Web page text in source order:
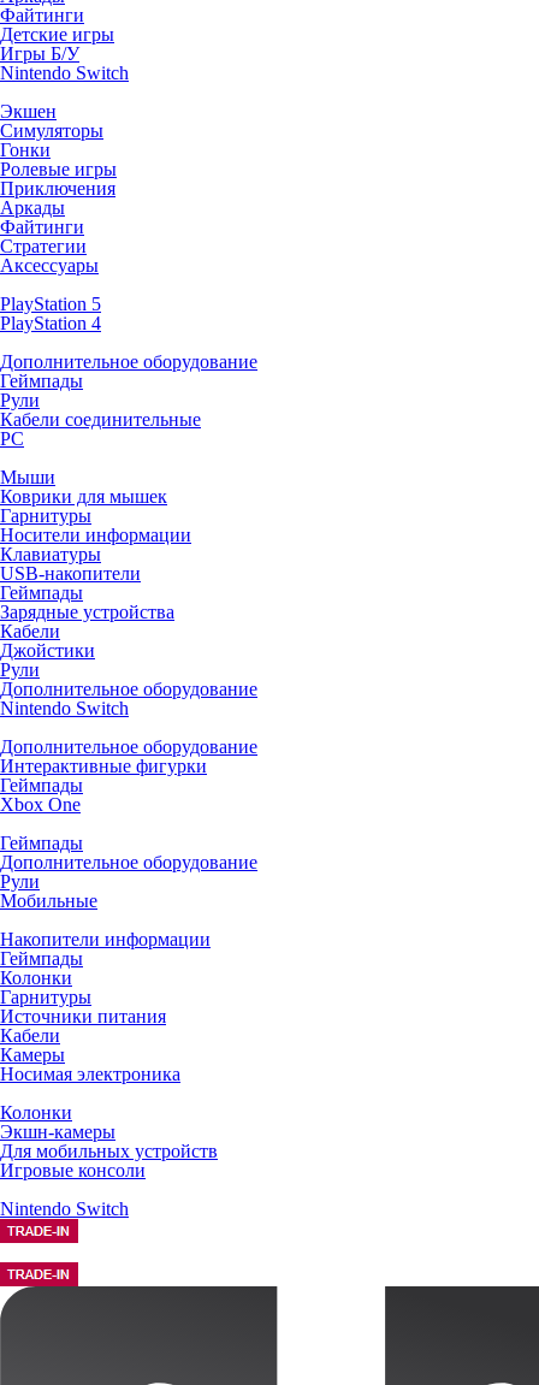
Файтинги
Детские игры
Игры Б/У
Nintendo Switch
Экшен
Симуляторы
Гонки
Ролевые игры
Приключения
Аркады
Файтинги
Стратегии
Аксессуары
PlayStation 5
PlayStation 4
Дополнительное оборудование
Геймпады
Рули
Кабели соединительные
PC
Мыши
Коврики для мышек
Гарнитуры
Носители информации
Клавиатуры
USB-накопители
Геймпады
Зарядные устройства
Кабели
Джойстики
Рули
Дополнительное оборудование
Nintendo Switch
Дополнительное оборудование
Интерактивные фигурки
Геймпады
Xbox One
Геймпады
Дополнительное оборудование
Рули
Мобильные
Накопители информации
Геймпады
Колонки
Гарнитуры
Источники питания
Кабели
Камеры
Носимая электроника
Колонки
Экшн-камеры
Для мобильных устройств
Игровые консоли
Nintendo Switch